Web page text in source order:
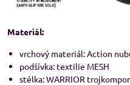
Materiál:
vrchový materiál: Action
podšívka: textilie MESH
stélka: WARRIOR